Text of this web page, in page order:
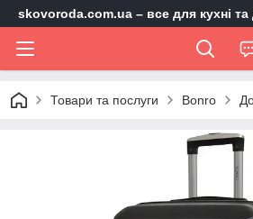
skovoroda.com.ua – все для кухні
Товари та послуги Bonro